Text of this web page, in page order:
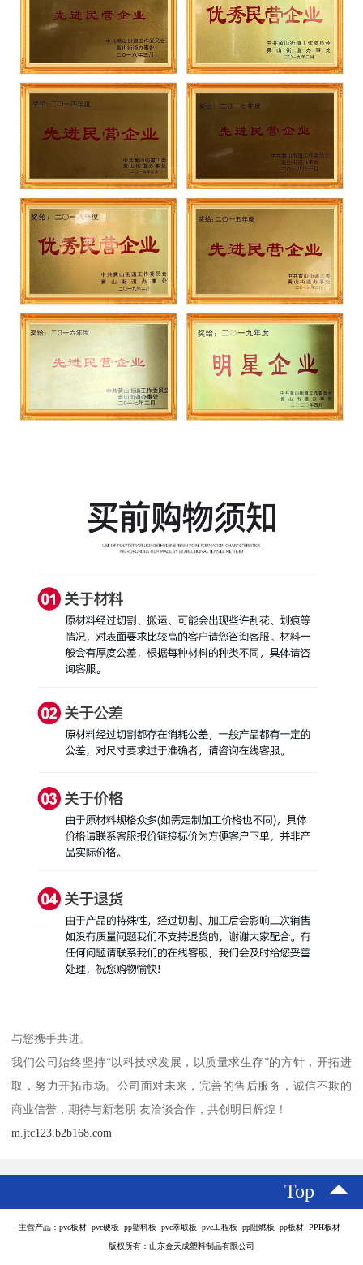
与您携手共进。
我们公司始终坚持“以科技求发展，以质量求生存”的方针，开拓进
取，努力开拓市场。公司面对未来，完善的售后服务，诚信不欺的
商业信誉，期待与新老朋 友洽谈合作，共创明日辉煌！
m.jtc123.b2b168.com
Top
主营产品：pvc板材 pvc硬板 pp塑料板 pvc萃取板 pvc工程板 pp阻燃板 pp板材 PPH板材
版权所有：山东金天成塑料制品有限公司